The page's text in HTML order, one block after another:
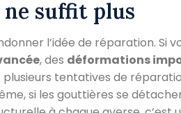
suffit plus
l’idée de réparation. Si
, des déformations
tentatives de
si les gouttières se